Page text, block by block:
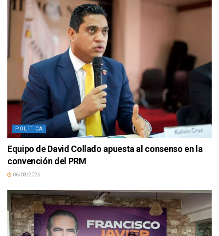
POLÍTICA
Equipo de David Collado apuesta al consenso en la
convención del PRM
06/08/2026